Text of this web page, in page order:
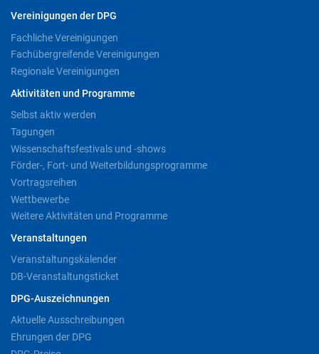
Vereinigungen der DPG
Fachliche Vereinigungen
Fachübergreifende Vereinigungen
Regionale Vereinigungen
Aktivitäten und Programme
Selbst aktiv werden
Tagungen
Wissenschaftsfestivals und -shows
Förder-, Fort- und Weiterbildungsprogramme
Vortragsreihen
Wettbewerbe
Weitere Aktivitäten und Programme
Veranstaltungen
Veranstaltungskalender
DB-Veranstaltungsticket
DPG-Auszeichnungen
Aktuelle Ausschreibungen
Ehrungen der DPG